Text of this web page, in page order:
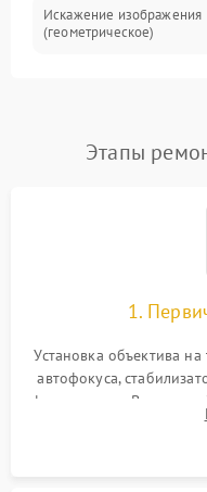
Искажение изображения
(геометрическое)
Проблемы с резкостью
Этапы
1.
Установка объектива
автофокуса,
фокусировки.
грибка, пыли и